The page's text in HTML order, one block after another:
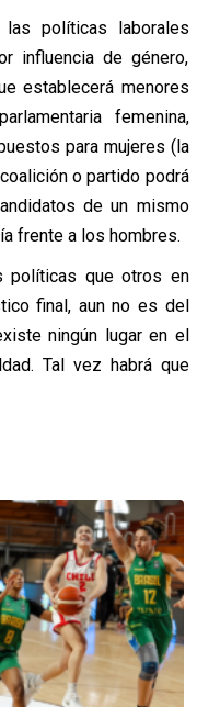
las políticas laborales
influencia de género,
establecerá menores
femenina,
para mujeres (la
o partido podrá
de un mismo
frente a los hombres.
políticas que otros en
final, aun no es del
ningún lugar en el
Tal vez habrá que